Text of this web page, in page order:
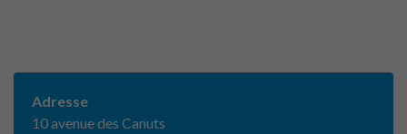
Adresse
10 avenue des Canuts